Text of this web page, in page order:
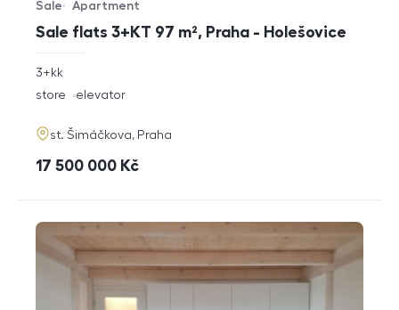
Sale flats 3+KT 97 m², Praha - Holešovice
Offer type
Sale
Property type
Apartment
rozměry
disposition
3+kk
funkce
store elevator
adresa
st. Šimáčkova, Praha
cena
17 500 000 Kč